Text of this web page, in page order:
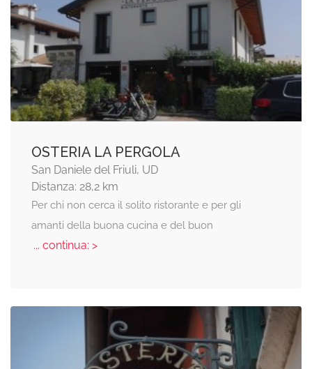
OSTERIA LA PERGOLA
San Daniele del Friuli, UD
Distanza: 28,2 km
Per chi non cerca il solito ristorante e per gli
amanti della buona cucina e del buon
... continua: >